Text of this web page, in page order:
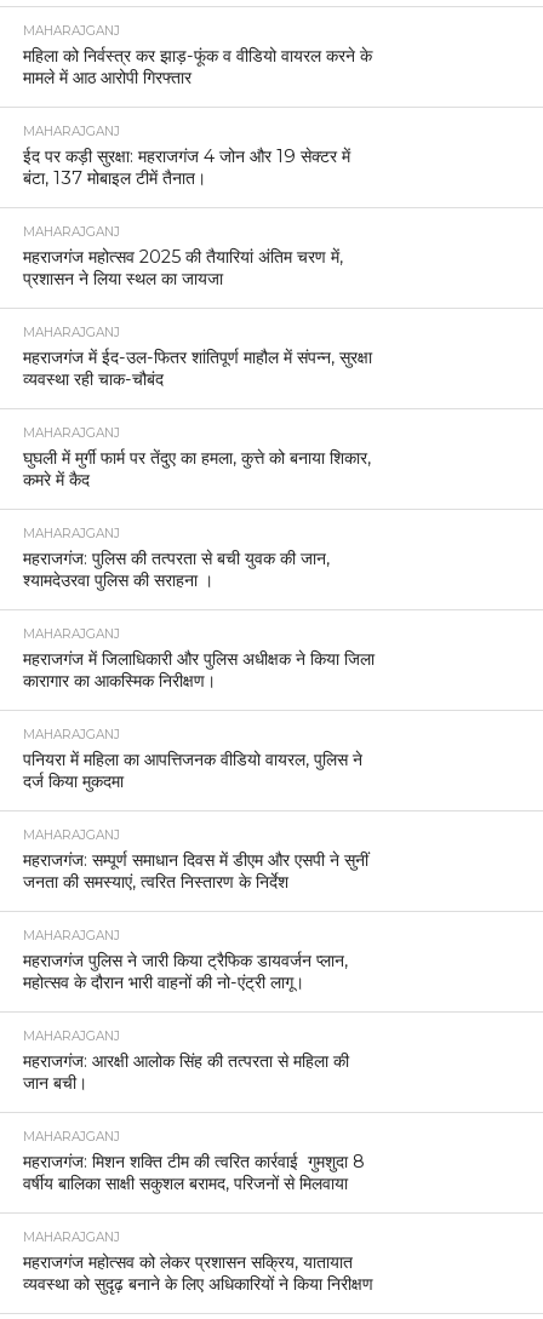
MAHARAJGANJ
महिला को निर्वस्त्र कर झाड़-फूंक व वीडियो वायरल करने के
मामले में आठ आरोपी गिरफ्तार
MAHARAJGANJ
ईद पर कड़ी सुरक्षा: महराजगंज 4 जोन और 19 सेक्टर में
बंटा, 137 मोबाइल टीमें तैनात।
MAHARAJGANJ
महराजगंज महोत्सव 2025 की तैयारियां अंतिम चरण में,
प्रशासन ने लिया स्थल का जायजा
MAHARAJGANJ
महराजगंज में ईद-उल-फितर शांतिपूर्ण माहौल में संपन्न, सुरक्षा
व्यवस्था रही चाक-चौबंद
MAHARAJGANJ
घुघली में मुर्गी फार्म पर तेंदुए का हमला, कुत्ते को बनाया शिकार,
कमरे में कैद
MAHARAJGANJ
महराजगंज: पुलिस की तत्परता से बची युवक की जान,
श्यामदेउरवा पुलिस की सराहना ।
MAHARAJGANJ
महराजगंज में जिलाधिकारी और पुलिस अधीक्षक ने किया जिला
कारागार का आकस्मिक निरीक्षण।
MAHARAJGANJ
पनियरा में महिला का आपत्तिजनक वीडियो वायरल, पुलिस ने
दर्ज किया मुकदमा
MAHARAJGANJ
महराजगंज: सम्पूर्ण समाधान दिवस में डीएम और एसपी ने सुनीं
जनता की समस्याएं, त्वरित निस्तारण के निर्देश
MAHARAJGANJ
महराजगंज पुलिस ने जारी किया ट्रैफिक डायवर्जन प्लान,
महोत्सव के दौरान भारी वाहनों की नो-एंट्री लागू।
MAHARAJGANJ
महराजगंज: आरक्षी आलोक सिंह की तत्परता से महिला की
जान बची।
MAHARAJGANJ
महराजगंज: मिशन शक्ति टीम की त्वरित कार्रवाई गुमशुदा 8
वर्षीय बालिका साक्षी सकुशल बरामद, परिजनों से मिलवाया
MAHARAJGANJ
महराजगंज महोत्सव को लेकर प्रशासन सक्रिय, यातायात
व्यवस्था को सुदृढ़ बनाने के लिए अधिकारियों ने किया निरीक्षण